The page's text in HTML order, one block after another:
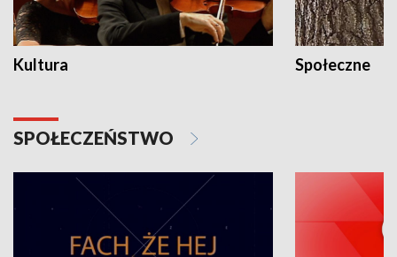
Kultura Społeczne
SPOŁECZEŃSTWO